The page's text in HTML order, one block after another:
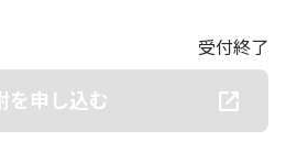
受付終了
を申し込む